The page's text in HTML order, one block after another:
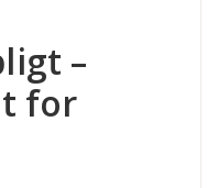
–
for